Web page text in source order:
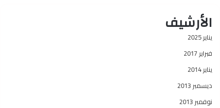
الأرشيف
يناير 2025
فبراير 2017
يناير 2014
ديسمبر 2013
نوفمبر 2013